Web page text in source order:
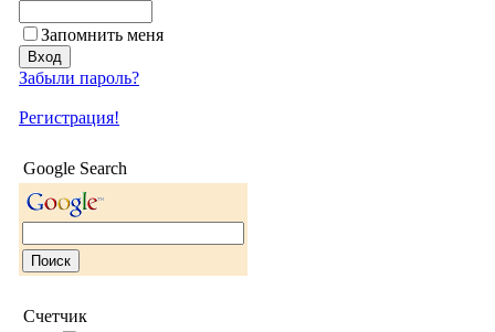
Запомнить меня
Забыли пароль?
Регистрация!
Google Search
Счетчик